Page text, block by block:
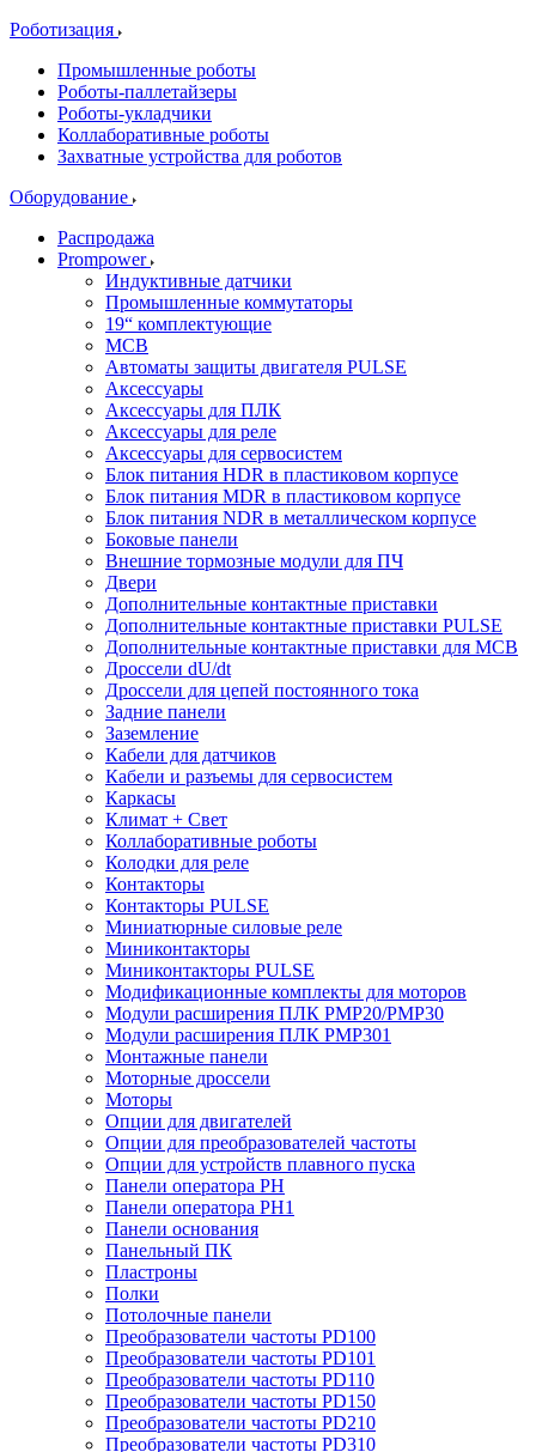
Роботизация
Промышленные роботы
Роботы-паллетайзеры
Роботы-укладчики
Коллаборативные роботы
Захватные устройства для роботов
Оборудование
Распродажа
Prompower
Индуктивные датчики
Промышленные коммутаторы
19“ комплектующие
MCB
Автоматы защиты двигателя PULSE
Аксессуары
Аксессуары для ПЛК
Аксессуары для реле
Аксессуары для сервосистем
Блок питания HDR в пластиковом корпусе
Блок питания MDR в пластиковом корпусе
Блок питания NDR в металлическом корпусе
Боковые панели
Внешние тормозные модули для ПЧ
Двери
Дополнительные контактные приставки
Дополнительные контактные приставки PULSE
Дополнительные контактные приставки для MCB
Дроссели dU/dt
Дроссели для цепей постоянного тока
Задние панели
Заземление
Кабели для датчиков
Кабели и разъемы для сервосистем
Каркасы
Климат + Свет
Коллаборативные роботы
Колодки для реле
Контакторы
Контакторы PULSE
Миниатюрные силовые реле
Миниконтакторы
Миниконтакторы PULSE
Модификационные комплекты для моторов
Модули расширения ПЛК PMP20/PMP30
Модули расширения ПЛК PMP301
Монтажные панели
Моторные дроссели
Моторы
Опции для двигателей
Опции для преобразователей частоты
Опции для устройств плавного пуска
Панели оператора PH
Панели оператора PH1
Панели основания
Панельный ПК
Пластроны
Полки
Потолочные панели
Преобразователи частоты PD100
Преобразователи частоты PD101
Преобразователи частоты PD110
Преобразователи частоты PD150
Преобразователи частоты PD210
Преобразователи частоты PD310